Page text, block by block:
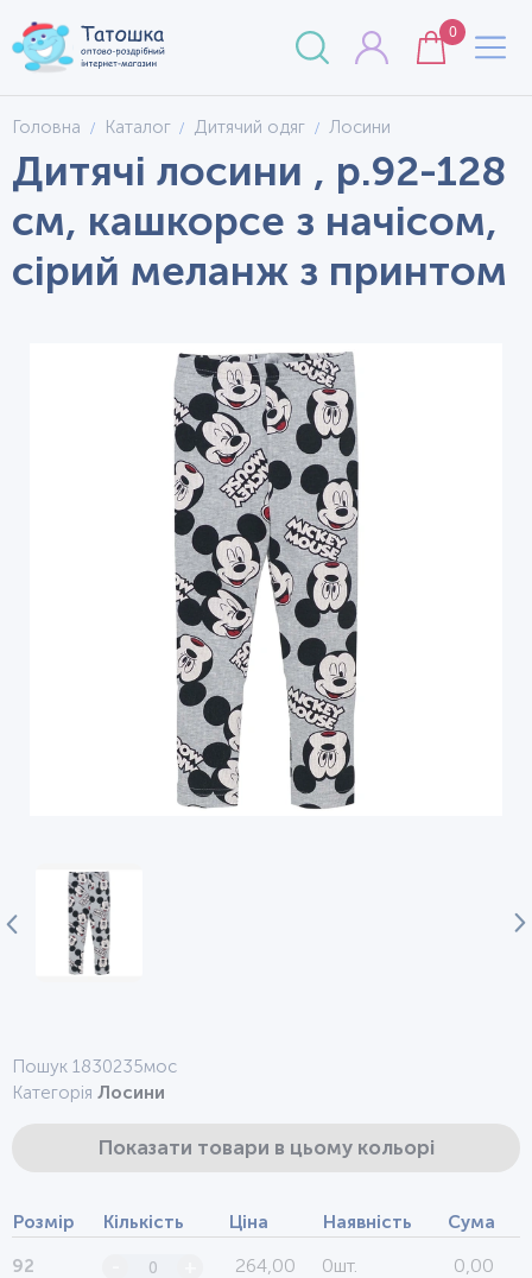
0
Головна Каталог Дитячий одяг Лосини
Дитячі лосини , р.92-128
см, кашкорсе з начісом,
сірий меланж з принтом
Пошук 1830235мос
Категорія Лосини
Показати товари в цьому кольорі
Розмір Кількість Ціна Наявність Сума
92 264,00 0шт. 0,00